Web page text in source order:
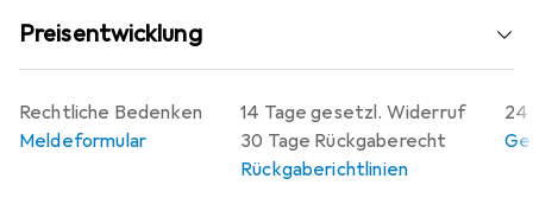
Preisentwicklung
14 Tage gesetzl. Widerruf
30 Tage Rückgaberecht
Rückgaberichtlinien
24
Rechtliche Bedenken
Meldeformular